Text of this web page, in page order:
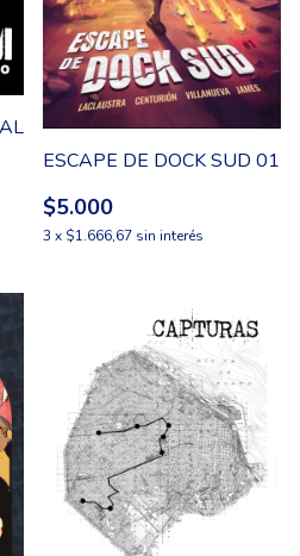
ESCAPE DE DOCK SUD 01
$5.000
3 x $1.666,67 sin interés